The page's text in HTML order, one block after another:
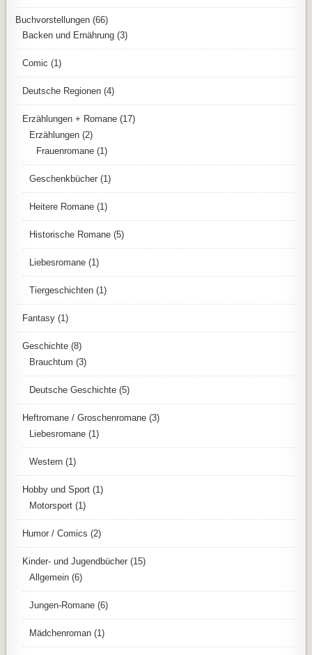
Buchvorstellungen (66)
Backen und Ernährung (3)
Comic (1)
Deutsche Regionen (4)
Erzählungen + Romane (17)
Erzählungen (2)
Frauenromane (1)
Geschenkbücher (1)
Heitere Romane (1)
Historische Romane (5)
Liebesromane (1)
Tiergeschichten (1)
Fantasy (1)
Geschichte (8)
Brauchtum (3)
Deutsche Geschichte (5)
Heftromane / Groschenromane (3)
Liebesromane (1)
Western (1)
Hobby und Sport (1)
Motorsport (1)
Humor / Comics (2)
Kinder- und Jugendbücher (15)
Allgemein (6)
Jungen-Romane (6)
Mädchenroman (1)